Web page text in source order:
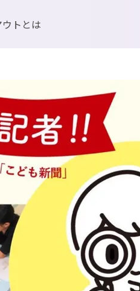
ウトとは